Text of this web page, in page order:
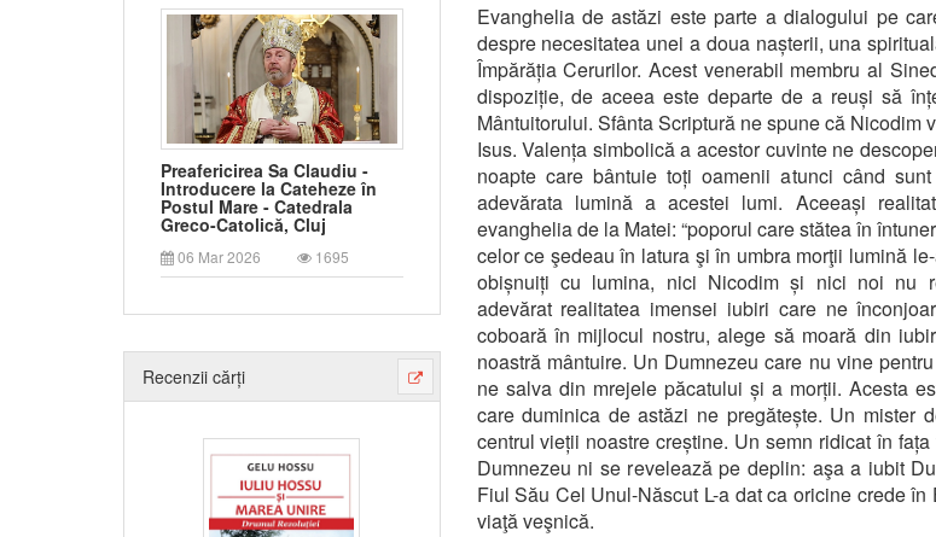
Preafericirea Sa Claudiu -
Introducere la Cateheze în
Postul Mare - Catedrala
Greco-Catolică, Cluj
06 Mar 2026 1695
Recenzii cărți
Evanghelia de astăzi este parte a dialogului pe
despre necesitatea unei a doua nașterii, una
Împărăția Cerurilor. Acest venerabil membru al
dispoziție, de aceea este departe de a reuși să
Mântuitorului. Sfânta Scriptură ne spune că Nicodim
Isus. Valența simbolică a acestor cuvinte ne
noapte care bântuie toți oamenii atunci când
adevărata lumină a acestei lumi. Aceeași
evanghelia de la Matei: “poporul care stătea în
celor ce şedeau în latura şi în umbra morţii lumină
obișnuiți cu lumina, nici Nicodim și nici noi nu
adevărat realitatea imensei iubiri care ne
coboară în mijlocul nostru, alege să moară din
noastră mântuire. Un Dumnezeu care nu vine
ne salva din mrejele păcatului și a morții. Acesta
care duminica de astăzi ne pregătește. Un mister
centrul vieții noastre creștine. Un semn ridicat în
Dumnezeu ni se revelează pe deplin: aşa a iubit
Fiul Său Cel Unul-Născut L-a dat ca oricine crede
viaţă veşnică.